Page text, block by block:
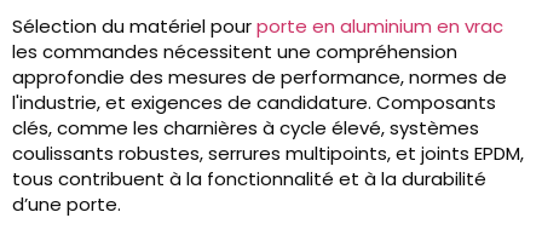
Sélection du matériel pourporte en aluminium en vrac
les commandes nécessitent une compréhension
approfondie des mesures de performance, normes de
l'industrie, et exigences de candidature. Composants
clés, comme les charnières à cycle élevé, systèmes
coulissants robustes, serrures multipoints, et joints EPDM,
tous contribuent à la fonctionnalité et à la durabilité
d’une porte.